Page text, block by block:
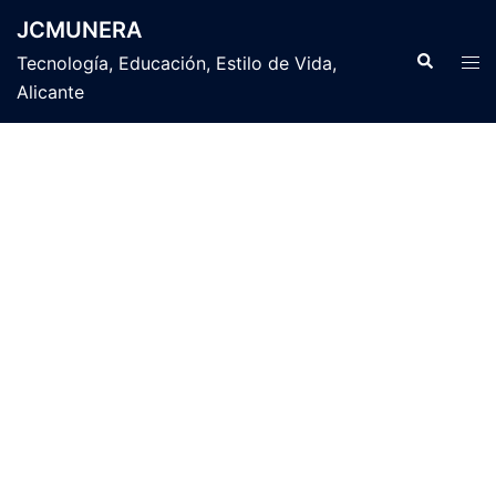
contenido
JCMUNERA
Tecnología, Educación, Estilo de Vida,
Alicante
Buscar